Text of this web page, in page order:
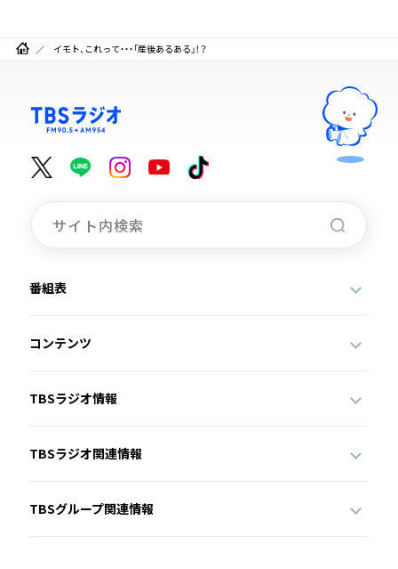
イモト、これって・・・「産後あるある」！？
番組表
コンテンツ
TBSラジオ情報
TBSラジオ関連情報
TBSグループ関連情報